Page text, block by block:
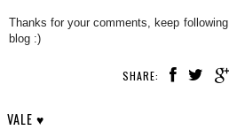
Thanks for your comments, keep following
blog :)
SHARE:
VALE ♥